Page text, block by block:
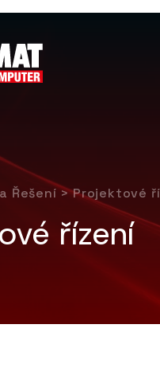
Řešení> Projektové
řízení